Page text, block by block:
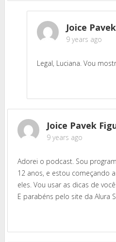
Joice
9 years ago
Legal, Luciana. Vou
Joice Pavek
9 years ago
Adorei o podcast. Sou
12 anos, e estou começando
eles. Vou usar as dicas de
E parabéns pelo site da Alura